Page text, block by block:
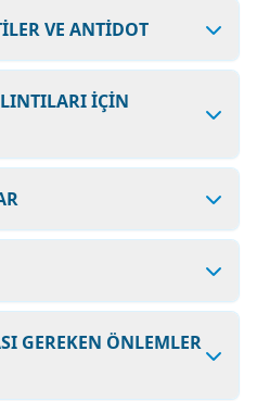
VE ANTİDOT
İÇİN
GEREKEN ÖNLEMLER